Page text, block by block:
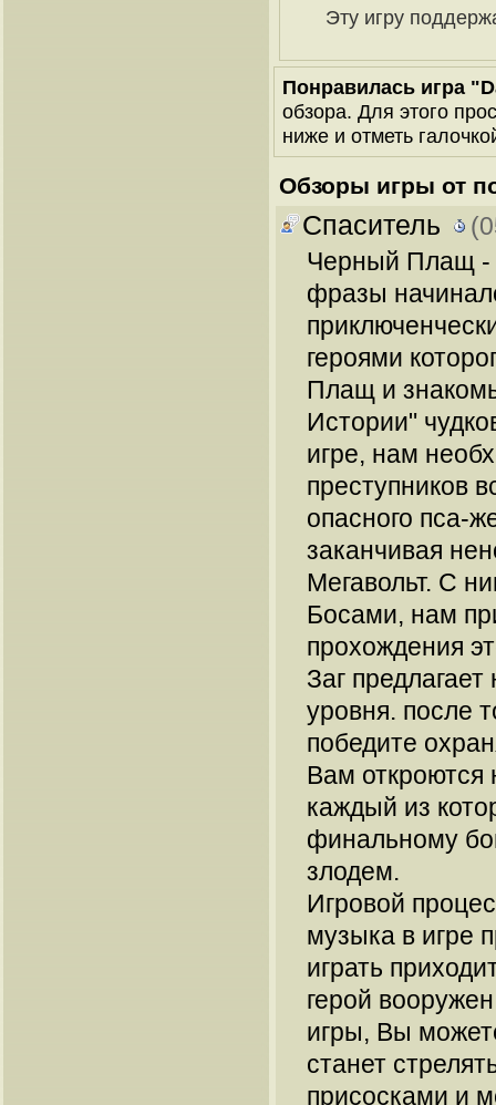
Эту игру
Понравилась игра
обзора. Для этого
ниже и отметь
Обзоры игры от
Спаситель
Черный Плащ -
фразы
героями
Плащ и
Истории"
игре, нам
преступников
опасного пса-
заканчивая
Мегавольт. С
Босами, нам
прохождения
Заг
уровня. после
победите
Вам откроются
каждый из
финальному
злодем.
Игровой
музыка в игре
играть
герой
игры, Вы
станет
присосками и